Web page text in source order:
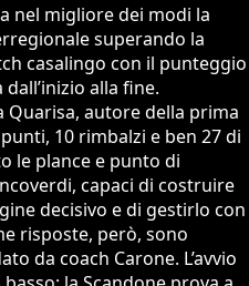
nel migliore dei modi la
superando la
casalingo con il punteggio
alla fine.
autore della prima
10 rimbalzi e ben 27 di
le plance e punto di
capaci di costruire
decisivo e di gestirlo con
risposte, però, sono
da coach Carone. L’avvio